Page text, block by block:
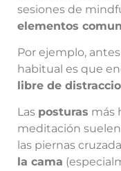
sesiones de
elementos
Por ejemplo,
habitual es que
libre de
Las posturas más
meditación
las piernas
la cama